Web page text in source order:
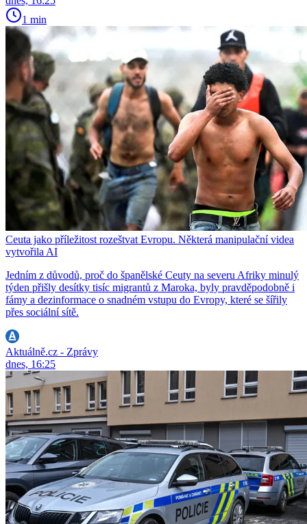
1 min
Ceuta jako příležitost rozeštvat Evropu. Některá manipulační videa
vytvořila AI
Jedním z důvodů, proč do španělské Ceuty na severu Afriky minulý
týden přišly desítky tisíc migrantů z Maroka, byly pravděpodobně i
fámy a dezinformace o snadném vstupu do Evropy, které se šířily
přes sociální sítě.
Aktuálně.cz - Zprávy
dnes, 16:25